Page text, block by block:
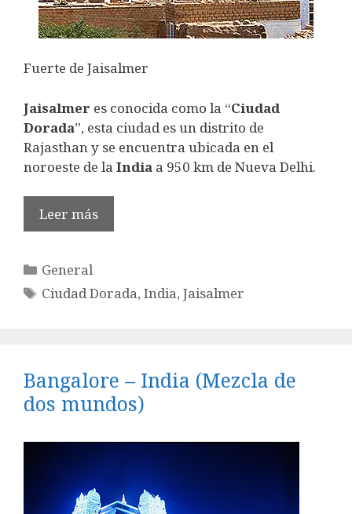
Fuerte de Jaisalmer
Jaisalmer es conocida como la “Ciudad
Dorada”, esta ciudad es un distrito de
Rajasthan y se encuentra ubicada en el
noroeste de la India a 950 km de Nueva Delhi.
Leer más
Categorías
General
Etiquetas
Ciudad Dorada,India,Jaisalmer
Bangalore – India (Mezcla de
dos mundos)